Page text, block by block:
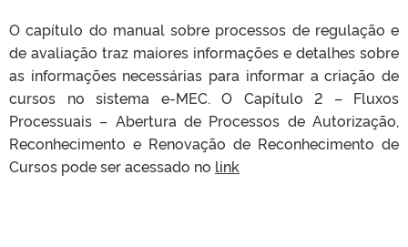
O capítulo do manual sobre processos de regulação e
de avaliação traz maiores informações e detalhes sobre
as informações necessárias para informar a criação de
cursos no sistema e-MEC. O Capítulo 2 – Fluxos
Processuais – Abertura de Processos de Autorização,
Reconhecimento e Renovação de Reconhecimento de
Cursos pode ser acessado no link